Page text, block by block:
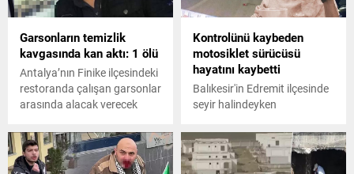
Garsonların temizlik
kavgasında kan aktı: 1 ölü
Antalya’nın Finike ilçesindeki
restoranda çalışan garsonlar
arasında alacak verecek
tartışması yüzünden çıkan
silahlı kavgada 1 garson
öldü, 1 garson yaralandı.
Kontrolünü kaybeden
motosiklet sürücüsü
hayatını kaybetti
Balıkesir'in Edremit ilçesinde
seyir halindeyken
sonucu devrilen
motosikletten düşerek
metrelerce savrulan sürücü